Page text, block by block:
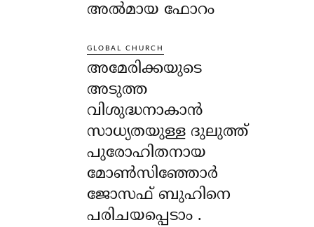
അൽമായ ഫോറം
GLOBAL CHURCH
അമേരിക്കയുടെ
അടുത്ത
വിശുദ്ധനാകാൻ
സാധ്യതയുള്ള ദുലുത്ത്
പുരോഹിതനായ
മോൺസിഞ്ഞോർ
ജോസഫ് ബുഹിനെ
പരിചയപ്പെടാം .